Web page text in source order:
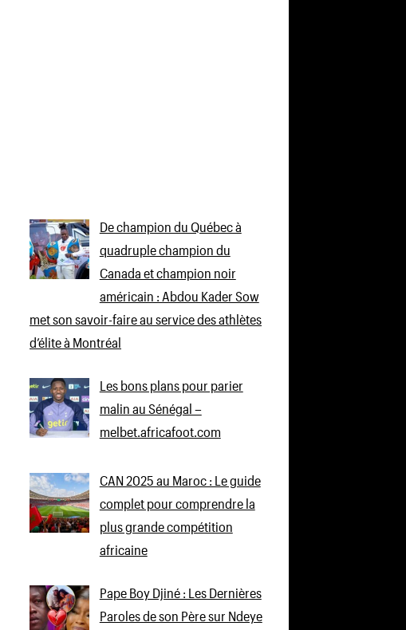
De champion du Québec à
quadruple champion du
Canada et champion noir
américain : Abdou Kader Sow
met son savoir-faire au service des athlètes
d’élite à Montréal
Les bons plans pour parier
malin au Sénégal –
melbet.africafoot.com
CAN 2025 au Maroc : Le guide
complet pour comprendre la
plus grande compétition
africaine
Pape Boy Djiné : Les Dernières
Paroles de son Père sur Ndeye